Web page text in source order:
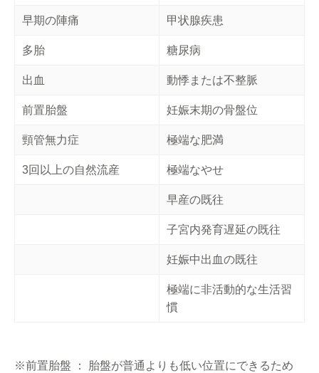
早期の陣痛 甲状腺疾患
多胎 糖尿病
出血 動悸または不整脈
前置胎盤 妊娠末期の骨盤位
頸管無力症 極端な肥満
3回以上の自然流産 極端なやせ
早産の既往
子宮内発育遅延の既往
妊娠中出血の既往
極端に非活動的な生活習
慣
※前置胎盤 ： 胎盤が普通よりも低い位置にできるため